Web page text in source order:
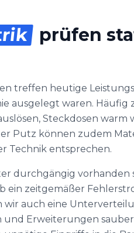
prüfen
treffen heutige
ausgelegt waren. Häufig
Steckdosen warm
Putz können zudem
Technik entsprechen.
durchgängig vorhanden
zeitgemäßer
wir auch eine
und Erweiterungen